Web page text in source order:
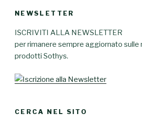
NEWSLETTER
ISCRIVITI ALLA NEWSLETTER
per rimanere sempre aggiornato sulle
prodotti Sothys.
CERCA NEL SITO